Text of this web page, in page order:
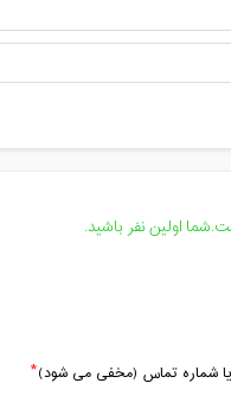
اولین نفر باشید.
شماره تماس (مخفی می شود)